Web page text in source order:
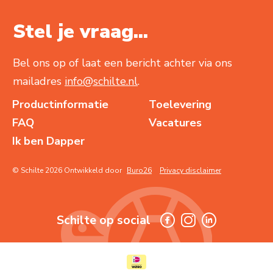
Stel je vraag...
Bel ons op of laat een bericht achter via ons
mailadres info@schilte.nl.
Productinformatie
Toelevering
FAQ
Vacatures
Ik ben Dapper
© Schilte 2026 Ontwikkeld door Buro26 Privacy disclaimer
Schilte op social